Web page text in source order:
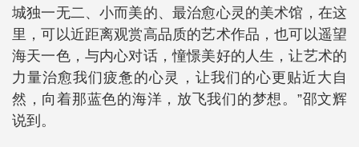
城独一无二、小而美的、最治愈心灵的美术馆，在这
里，可以近距离观赏高品质的艺术作品，也可以遥望
海天一色，与内心对话，憧憬美好的人生，让艺术的
力量治愈我们疲惫的心灵，让我们的心更贴近大自
然，向着那蓝色的海洋，放飞我们的梦想。”邵文辉
说到。